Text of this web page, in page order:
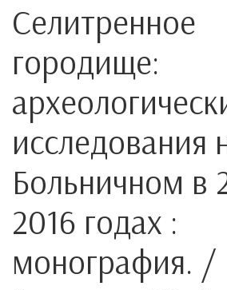
Селитренное
городище:
исследования
Больничном в
2016 годах :
монография. /